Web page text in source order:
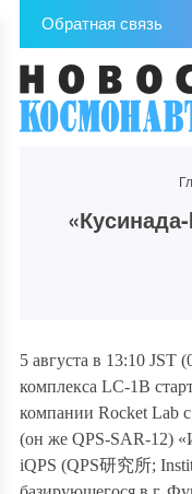
Обратная связь
5 августа в 13:10 JST
комплекса LC-1В
компании Rocket Lab
(он же QPS-SAR-12)
iQPS (QPS研究所;